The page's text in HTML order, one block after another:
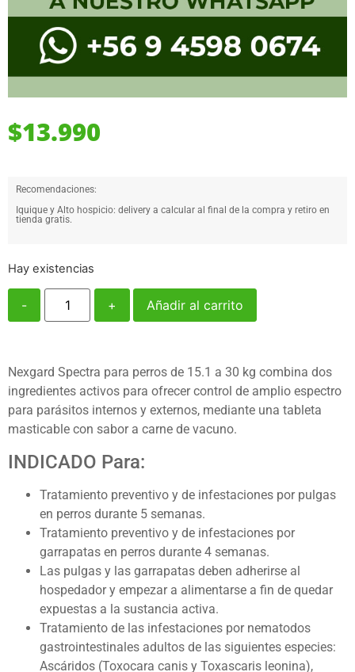
$13.990
Recomendaciones:
Iquique y Alto hospicio: delivery a calcular al final de la compra y retiro en
tienda gratis.
Hay existencias
- + Añadir al carrito
Nexgard Spectra para perros de 15.1 a 30 kg combina dos
ingredientes activos para ofrecer control de amplio espectro
para parásitos internos y externos, mediante una tableta
masticable con sabor a carne de vacuno.
INDICADO Para:
Tratamiento preventivo y de infestaciones por pulgas
en perros durante 5 semanas.
Tratamiento preventivo y de infestaciones por
garrapatas en perros durante 4 semanas.
Las pulgas y las garrapatas deben adherirse al
hospedador y empezar a alimentarse a fin de quedar
expuestas a la sustancia activa.
Tratamiento de las infestaciones por nematodos
gastrointestinales adultos de las siguientes especies:
Ascáridos (Toxocara canis y Toxascaris leonina),